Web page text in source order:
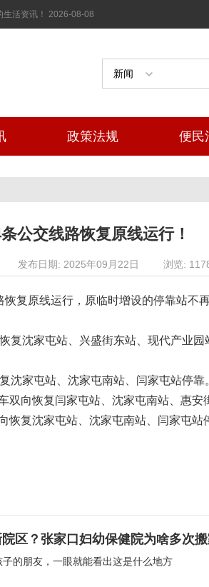
生活资讯！ 2026-08-08
政策法规 便民
公交线路恢复原线运行！
发布日期: 2025年09月22日 浏览:
复原线运行，原临时增设的停靠站不再
沈家屯站、兴盛街东站、现代产业园
家屯站、沈家屯南站、闫家屯站停靠
向恢复闫家屯站、沈家屯南站、惠安
复沈家屯站、沈家屯南站、闫家屯站
区？张家口妇幼保健院为啥多次搬
的朋友，一眼就能看出这是什么地方